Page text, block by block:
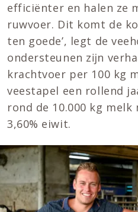
efficiënter en halen ze
ruwvoer. Dit komt de
ten goede’, legt de
ondersteunen zĳn
krachtvoer per 100 kg
veestapel een rollend
rond de 10.000 kg melk
3,60% eiwit.